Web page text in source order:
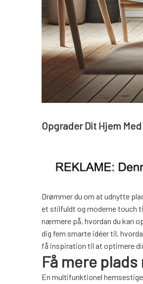
Opgrader Dit Hjem
Drømmer du om at udnytte
et stilfuldt og moderne touch
nærmere på, hvordan du kan
dig fem smarte idéer til,
få inspiration til at optimere
Få mere
En multifunktionel